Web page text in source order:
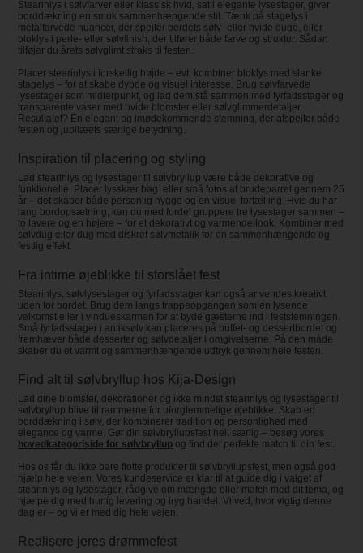
Stearinlys i sølvfarver eller klassisk hvid, sat i elegante lysestager, giver
borddækning en smuk sammenhængende stil. Tænk på stagelys i
metalfarvede nuancer, der spejler bordets sølv- eller hvide duge, eller
bloklys i perle- eller sølvfinish, der tilfører både farve og struktur. Sådan
tilføjer du årets sølvglimt straks til festen.
Placer stearinlys i forskellig højde – evt. kombiner bloklys med slanke
stagelys – for at skabe dybde og visuel interesse. Brug sølvfarvede
lysestager som midterpunkt, og lad dem stå sammen med fyrfadsstager og
transparente vaser med hvide blomster eller sølvglimmerdetaljer.
Resultatet? En elegant og imødekommende stemning, der afspejler både
festen og jubilæets særlige betydning.
Inspiration til placering og styling
Lad stearinlys og lysestager til sølvbryllup være både dekorative og
funktionelle. Placer lysskær bag eller små fotos af brudeparret gennem 25
år – det skaber både personlig hygge og en visuel fortælling. Hvis du har
lang bordopsætning, kan du med fordel gruppere tre lysestager sammen –
to lavere og en højere – for et dekorativt og varmende look. Kombiner med
sølvdug eller dug med diskret sølvmetalik for en sammenhængende og
festlig effekt.
Fra intime øjeblikke til storslået fest
Stearinlys, sølvlysestager og fyrfadsstager kan også anvendes kreativt
uden for bordet. Brug dem langs trappeopgangen som en lysende
velkomst eller i vindueskarmen for at byde gæsterne ind i feststemningen.
Små fyrfadsstager i antiksølv kan placeres på buffet- og dessertbordet og
fremhæver både desserter og sølvdetaljer i omgivelserne. På den måde
skaber du et varmt og sammenhængende udtryk gennem hele festen.
Find alt til sølvbryllup hos Kija-Design
Lad dine blomster, dekorationer og ikke mindst stearinlys og lysestager til
sølvbryllup blive til rammerne for uforglemmelige øjeblikke. Skab en
borddækning i sølv, der kombinerer tradition og personlighed med
elegance og varme. Gør din sølvbryllupsfest helt særlig – besøg vores
hovedkategoriside for sølvbryllup og find det perfekte match til din fest.
Hos os får du ikke bare flotte produkter til sølvbryllupsfest, men også god
hjælp hele vejen. Vores kundeservice er klar til at guide dig i valget af
stearinlys og lysestager, rådgive om mængde eller match med dit tema, og
hjælpe dig med hurtig levering og tryg handel. Vi ved, hvor vigtig denne
dag er – og vi er med dig hele vejen.
Realisere jeres drømmefest